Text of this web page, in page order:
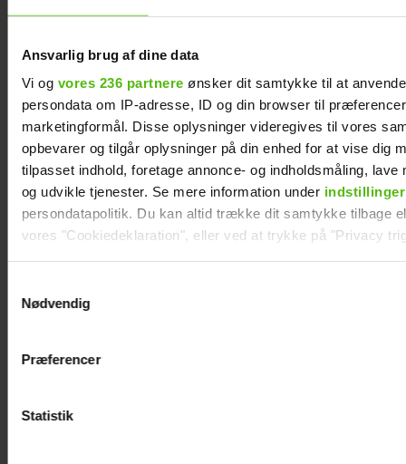
Ansvarlig brug af dine data
Vi og vores 236 partnere ønsker dit samtykke til at
persondata om IP-adresse, ID og din browser til
marketingformål. Disse oplysninger videregives til vores
opbevarer og tilgår oplysninger på din enhed for at vise dig
tilpasset indhold, foretage annonce- og indholdsmåling, lave
og udvikle tjenester. Se mere information under indstillinger
persondatapolitik. Du kan altid trække dit samtykke tilbage
vores "Cookiedeklaration", eller ved at trykke på "Privacy
Vi anvender egne cookies og cookies fra tredjeparter til at
generere statistik og huske dine præferencer samt til brug
Nødvendig
Præferencer
Statistik
Er Mie færdig med
tv? Nu svarer hun